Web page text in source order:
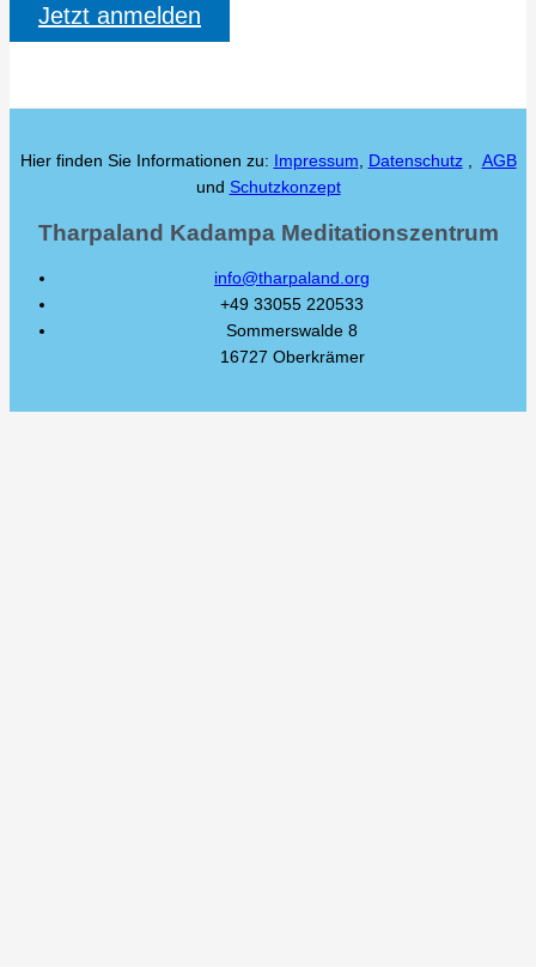
Jetzt anmelden
Hier finden Sie Informationen zu: Impressum, Datenschutz, AGB
und Schutzkonzept
Tharpaland Kadampa Meditationszentrum
info@tharpaland.org
+49 33055 220533
Sommerswalde 8
16727 Oberkrämer